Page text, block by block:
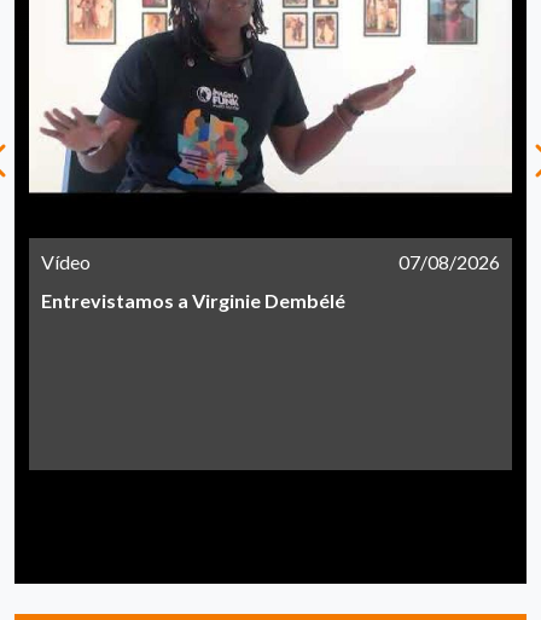
Vídeo
07/08/2026
Entrevistamos a Virginie Dembélé